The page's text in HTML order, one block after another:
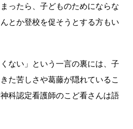
ったら、子どものためにならな
とか登校を促そうとする方もい
ない」という一言の裏には、子
た苦しさや葛藤が隠れているこ
科認定看護師のこど看さんは語